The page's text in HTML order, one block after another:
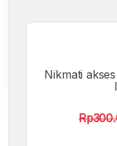
A
Nikmati